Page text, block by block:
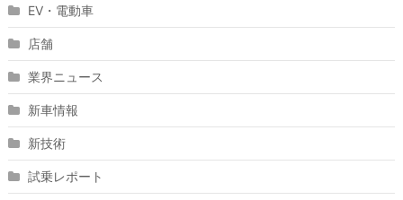
EV・電動車
店舗
業界ニュース
新車情報
新技術
試乗レポート